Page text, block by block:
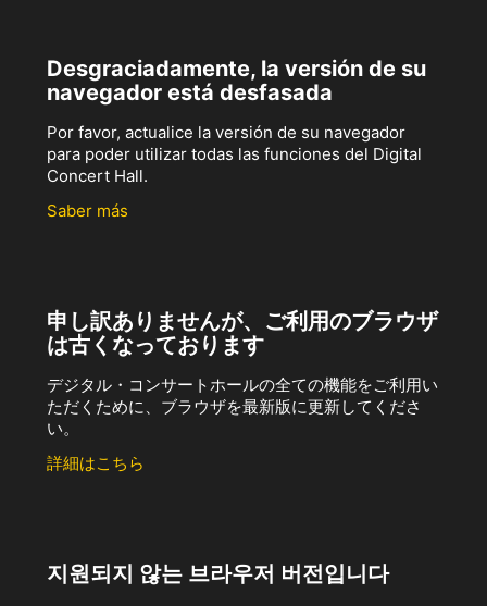
Desgraciadamente, la versión de su
navegador está desfasada
Por favor, actualice la versión de su navegador
para poder utilizar todas las funciones del Digital
Concert Hall.
Saber más
申し訳ありませんが、ご利用のブラウザ
は古くなっております
デジタル・コンサートホールの全ての機能をご利用い
ただくために、ブラウザを最新版に更新してくださ
い。
詳細はこちら
지원되지 않는 브라우저 버전입니다